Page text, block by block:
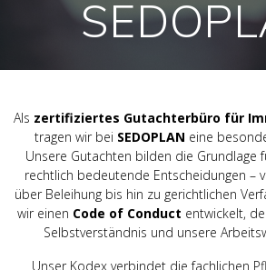
Als zertifiziertes Gutachterbüro für
tragen wir bei SEDOPLAN eine
Unsere Gutachten bilden die Grundlage
rechtlich bedeutende Entscheidungen –
über Beleihung bis hin zu gerichtlichen
wir einen Code of Conduct entwickelt,
Selbstverständnis und unsere
Unser Kodex verbindet die fachlichen